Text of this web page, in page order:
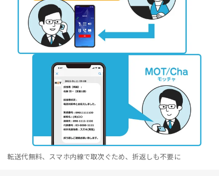
転送代無料、スマホ内線で取次ぐため、折返しも不要に